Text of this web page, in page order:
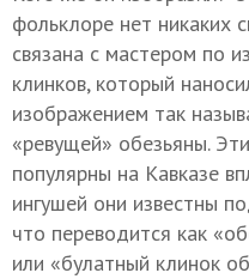
фольклоре нет никаких
связана с мастером по
клинков, который
изображением так
«ревущей» обезьяны.
популярны на Кавказе
ингушей они известны
что переводится как
или «булатный клинок